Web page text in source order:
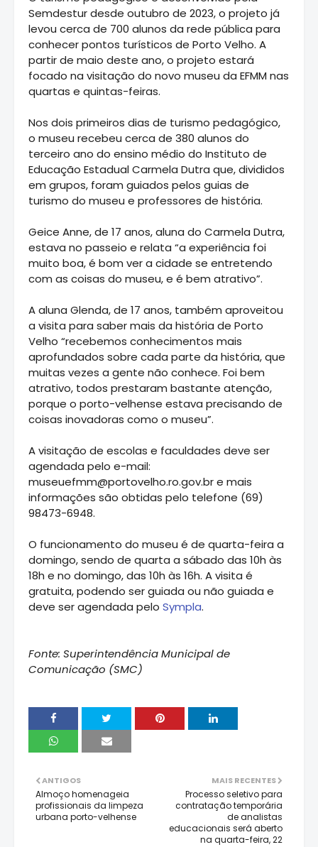
Semdestur desde outubro de 2023, o projeto já
levou cerca de 700 alunos da rede pública para
conhecer pontos turísticos de Porto Velho. A
partir de maio deste ano, o projeto estará
focado na visitação do novo museu da EFMM nas
quartas e quintas-feiras.
Nos dois primeiros dias de turismo pedagógico,
o museu recebeu cerca de 380 alunos do
terceiro ano do ensino médio do Instituto de
Educação Estadual Carmela Dutra que, divididos
em grupos, foram guiados pelos guias de
turismo do museu e professores de história.
Geice Anne, de 17 anos, aluna do Carmela Dutra,
estava no passeio e relata “a experiência foi
muito boa, é bom ver a cidade se entretendo
com as coisas do museu, e é bem atrativo”.
A aluna Glenda, de 17 anos, também aproveitou
a visita para saber mais da história de Porto
Velho “recebemos conhecimentos mais
aprofundados sobre cada parte da história, que
muitas vezes a gente não conhece. Foi bem
atrativo, todos prestaram bastante atenção,
porque o porto-velhense estava precisando de
coisas inovadoras como o museu”.
A visitação de escolas e faculdades deve ser
agendada pelo e-mail:
museuefmm@portovelho.ro.gov.br e mais
informações são obtidas pelo telefone (69)
98473-6948.
O funcionamento do museu é de quarta-feira a
domingo, sendo de quarta a sábado das 10h às
18h e no domingo, das 10h às 16h. A visita é
gratuita, podendo ser guiada ou não guiada e
deve ser agendada pelo Sympla.
Fonte: Superintendência Municipal de
Comunicação (SMC)
MAIS RECENTES
Processo seletivo para
contratação temporária
de analistas
educacionais será aberto
na quarta-feira, 22
ANTIGOS
Almoço homenageia
profissionais da limpeza
urbana porto-velhense